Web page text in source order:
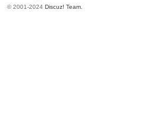
© 2001-2024 Discuz! Team